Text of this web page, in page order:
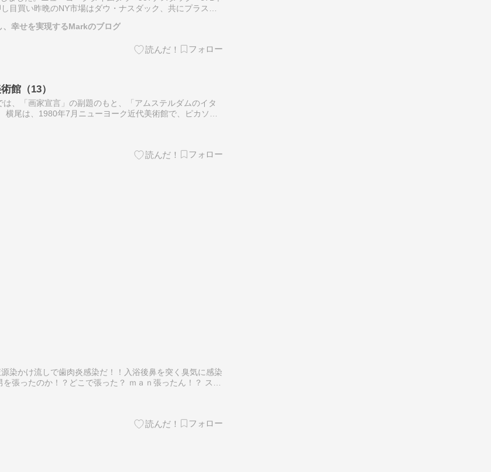
目買い昨晩のNY市場はダウ・ナスダック、共にプラス。
、幸せを実現するMarkのブログ
館（13）
、「画家宣言」の副題のもと、「アムステルダムのイタ
横尾は、1980年7月ニューヨーク近代美術館で、ピカソの
染かけ流しで歯肉炎感染だ！！入浴後鼻を突く臭気に感染
張ったのか！？どこで張った？ ｍａｎ張ったん！？ スト